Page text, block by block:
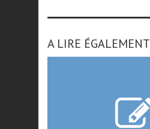
A LIRE ÉGALEMENT